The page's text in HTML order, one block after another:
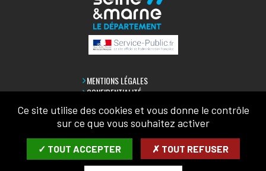
MENTIONS LÉGALES
CONFIDENTIALITÉ
ACCESSIBILITÉ
PLAN DU SITE
LETTRE D'INFORMATION
SAISIR VOTRE COURRIEL:
Ce site utilise des cookies et vous donne le contrôle
sur ce que vous souhaitez activer
✓ TOUT ACCEPTER ✗ TOUT REFUSER